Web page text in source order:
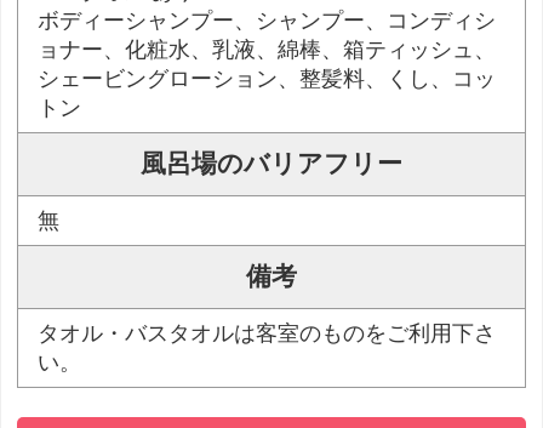
ボディーシャンプー、シャンプー、コンディシ
ョナー、化粧水、乳液、綿棒、箱ティッシュ、
シェービングローション、整髪料、くし、コッ
トン
風呂場のバリアフリー
無
備考
タオル・バスタオルは客室のものをご利用下さ
い。